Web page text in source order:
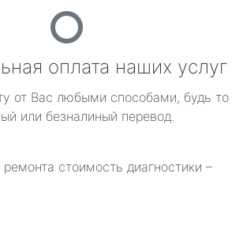
оплата наших услуг
от Вас любыми способами, будь то
или безналиный перевод.
стоимость диагностики –